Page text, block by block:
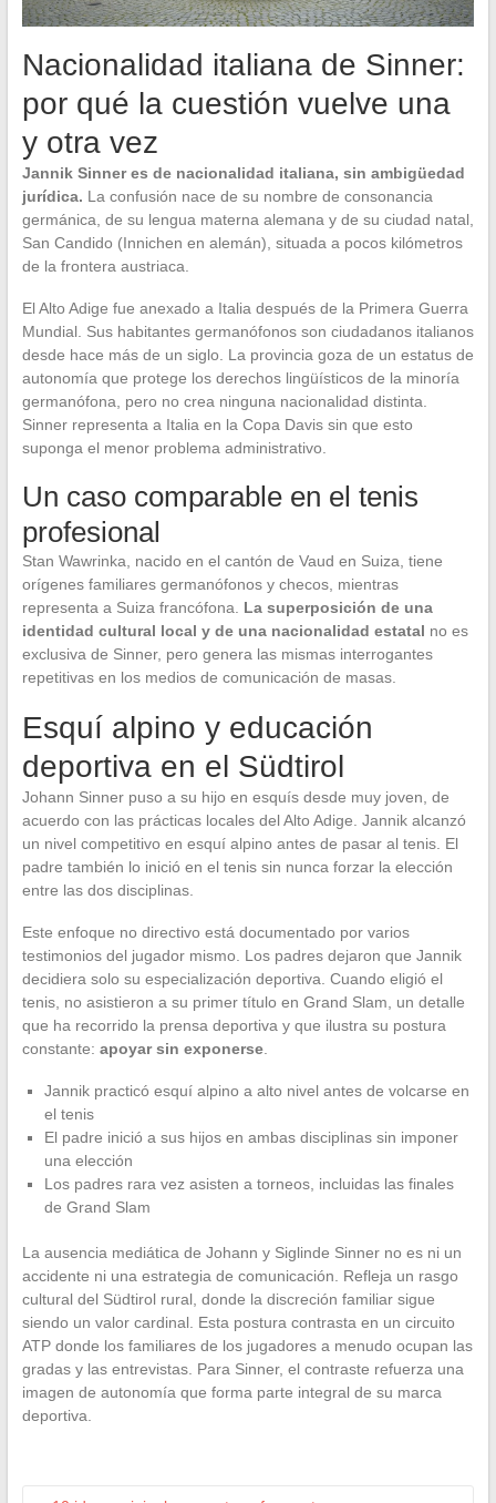
Nacionalidad italiana de Sinner:
por qué la cuestión vuelve una
y otra vez
Jannik Sinner es de nacionalidad italiana, sin ambigüedad
jurídica. La confusión nace de su nombre de consonancia
germánica, de su lengua materna alemana y de su ciudad natal,
San Candido (Innichen en alemán), situada a pocos kilómetros
de la frontera austriaca.
El Alto Adige fue anexado a Italia después de la Primera Guerra
Mundial. Sus habitantes germanófonos son ciudadanos italianos
desde hace más de un siglo. La provincia goza de un estatus de
autonomía que protege los derechos lingüísticos de la minoría
germanófona, pero no crea ninguna nacionalidad distinta.
Sinner representa a Italia en la Copa Davis sin que esto
suponga el menor problema administrativo.
Un caso comparable en el tenis
profesional
Stan Wawrinka, nacido en el cantón de Vaud en Suiza, tiene
orígenes familiares germanófonos y checos, mientras
representa a Suiza francófona. La superposición de una
identidad cultural local y de una nacionalidad estatal no es
exclusiva de Sinner, pero genera las mismas interrogantes
repetitivas en los medios de comunicación de masas.
Esquí alpino y educación
deportiva en el Südtirol
Johann Sinner puso a su hijo en esquís desde muy joven, de
acuerdo con las prácticas locales del Alto Adige. Jannik alcanzó
un nivel competitivo en esquí alpino antes de pasar al tenis. El
padre también lo inició en el tenis sin nunca forzar la elección
entre las dos disciplinas.
Este enfoque no directivo está documentado por varios
testimonios del jugador mismo. Los padres dejaron que Jannik
decidiera solo su especialización deportiva. Cuando eligió el
tenis, no asistieron a su primer título en Grand Slam, un detalle
que ha recorrido la prensa deportiva y que ilustra su postura
constante: apoyar sin exponerse.
Jannik practicó esquí alpino a alto nivel antes de volcarse en
el tenis
El padre inició a sus hijos en ambas disciplinas sin imponer
una elección
Los padres rara vez asisten a torneos, incluidas las finales
de Grand Slam
La ausencia mediática de Johann y Siglinde Sinner no es ni un
accidente ni una estrategia de comunicación. Refleja un rasgo
cultural del Südtirol rural, donde la discreción familiar sigue
siendo un valor cardinal. Esta postura contrasta en un circuito
ATP donde los familiares de los jugadores a menudo ocupan las
gradas y las entrevistas. Para Sinner, el contraste refuerza una
imagen de autonomía que forma parte integral de su marca
deportiva.